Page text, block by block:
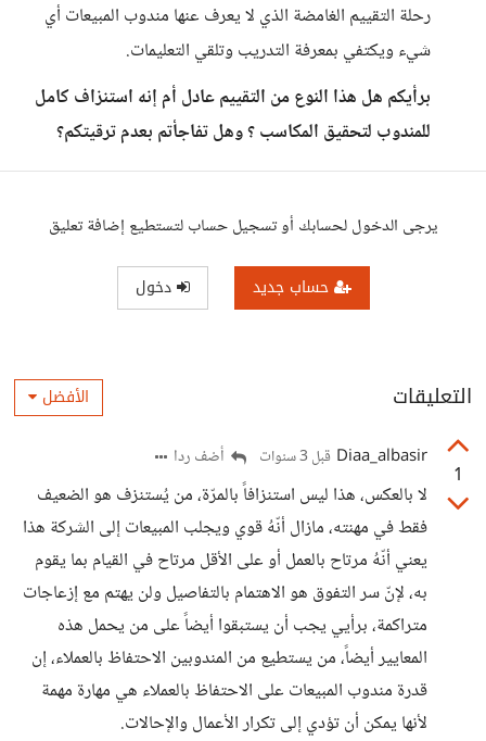
رحلة التقييم الغامضة الذي لا يعرف عنها مندوب المبيعات أي
شيء ويكتفي بمعرفة التدريب وتلقي التعليمات.
برأيكم هل هذا النوع من التقييم عادل أم إنه استنزاف كامل
للمندوب لتحقيق المكاسب ؟ وهل تفاجأتم بعدم ترقيتكم؟
يرجى الدخول لحسابك أو تسجيل حساب لتستطيع إضافة تعليق
حساب جديد دخول
التعليقات الأفضل
1
Diaa_albasir قبل 3 سنوات أضف ردا
لا بالعكس، هذا ليس استنزافاً بالمرّة، من يُستنزف هو الضعيف
فقط في مهنته، مازال أنّهُ قوي ويجلب المبيعات إلى الشركة هذا
يعني أنّهُ مرتاح بالعمل أو على الأقل مرتاح في القيام بما يقوم
به، لإنّ سر التفوق هو الاهتمام بالتفاصيل ولن يهتم مع إزعاجات
متراكمة، برأيي يجب أن يستبقوا أيضاً على من يحمل هذه
المعايير أيضاً، من يستطيع من المندوبين الاحتفاظ بالعملاء، إن
قدرة مندوب المبيعات على الاحتفاظ بالعملاء هي مهارة مهمة
لأنها يمكن أن تؤدي إلى تكرار الأعمال والإحالات.